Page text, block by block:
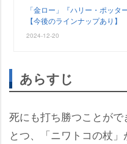
「金ロー」『ハリー・ポッ
【今後のラインナップあり】
2024-12-20
あらすじ
死にも打ち勝つことが
とつ、「ニワトコの杖